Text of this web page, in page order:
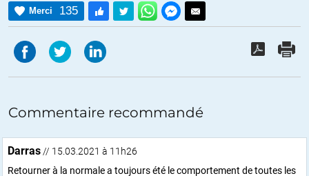
Merci 135
Commentaire recommandé
Darras // 15.03.2021 à 11h26
Retourner à la normale a toujours été le comportement de toutes les